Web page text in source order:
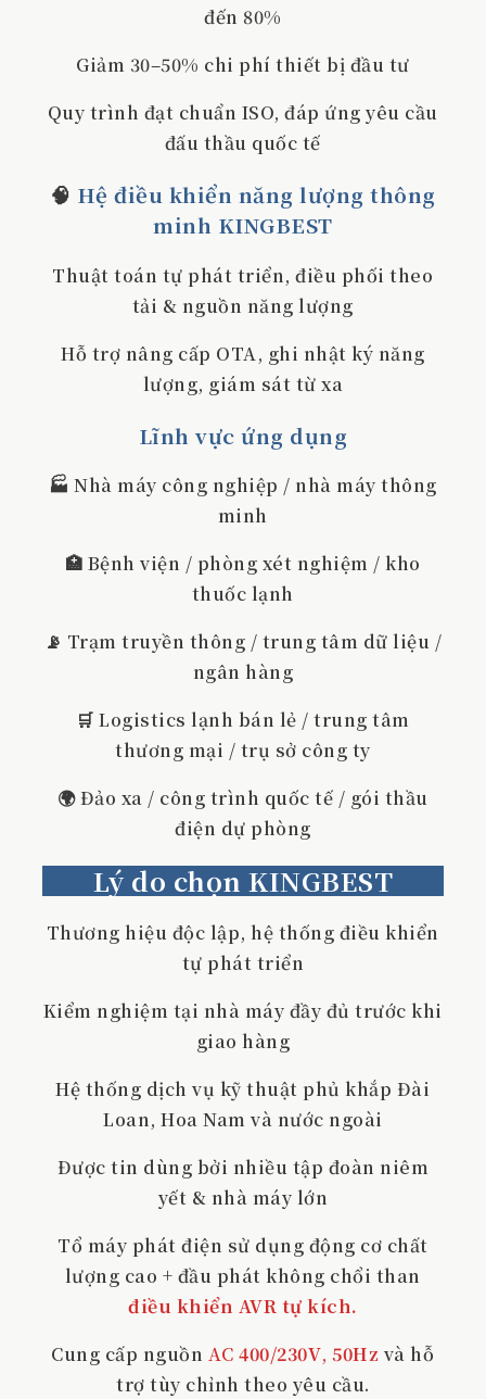
đến 80%
Giảm 30–50% chi phí thiết bị đầu tư
Quy trình đạt chuẩn ISO, đáp ứng yêu cầu
đấu thầu quốc tế
🧠 Hệ điều khiển năng lượng thông
minh KINGBEST
Thuật toán tự phát triển, điều phối theo
tải & nguồn năng lượng
Hỗ trợ nâng cấp OTA, ghi nhật ký năng
lượng, giám sát từ xa
Lĩnh vực ứng dụng
🏭 Nhà máy công nghiệp / nhà máy thông
minh
🏥 Bệnh viện / phòng xét nghiệm / kho
thuốc lạnh
📡 Trạm truyền thông / trung tâm dữ liệu /
ngân hàng
🛒 Logistics lạnh bán lẻ / trung tâm
thương mại / trụ sở công ty
🌍 Đảo xa / công trình quốc tế / gói thầu
điện dự phòng
Lý do chọn KINGBEST
Thương hiệu độc lập, hệ thống điều khiển
tự phát triển
Kiểm nghiệm tại nhà máy đầy đủ trước khi
giao hàng
Hệ thống dịch vụ kỹ thuật phủ khắp Đài
Loan, Hoa Nam và nước ngoài
Được tin dùng bởi nhiều tập đoàn niêm
yết & nhà máy lớn
Tổ máy phát điện sử dụng động cơ chất
lượng cao + đầu phát không chổi than
điều khiển AVR tự kích.
Cung cấp nguồn AC400/230V, 50Hz và hỗ
trợ tùy chỉnh theo yêu cầu.